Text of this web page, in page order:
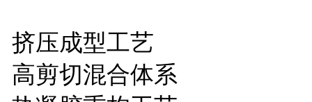
挤压成型工艺
高剪切混合体系